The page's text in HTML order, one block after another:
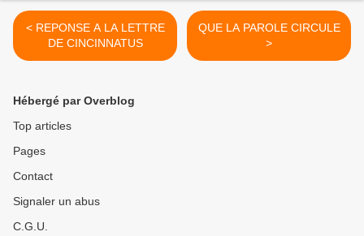
< REPONSE A LA LETTRE
DE CINCINNATUS
QUE LA PAROLE CIRCULE
>
Hébergé par Overblog
Top articles
Pages
Contact
Signaler un abus
C.G.U.